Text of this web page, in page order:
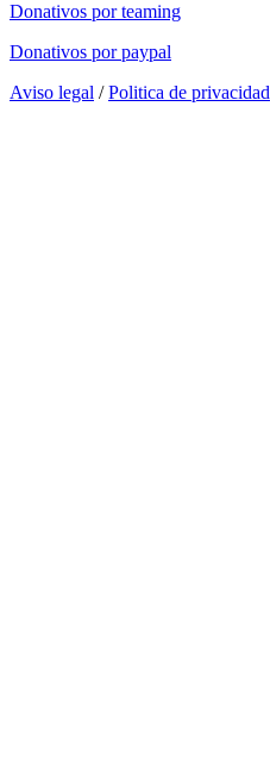
Donativos por teaming
Donativos por paypal
Aviso legal /Politica de privacidad